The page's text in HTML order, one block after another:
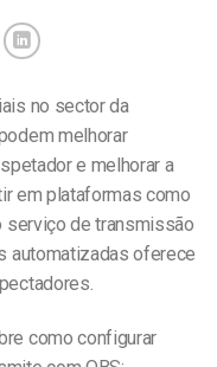
no sector da
melhorar
e melhorar a
em plataformas como
serviço de transmissão
automatizadas oferece
como configurar